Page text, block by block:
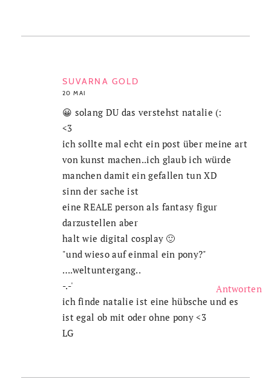
SUVARNA GOLD
20 MAI
😀 solang DU das verstehst natalie (:
<3
ich sollte mal echt ein post über meine art
von kunst machen..ich glaub ich würde
manchen damit ein gefallen tun XD
sinn der sache ist
eine REALE person als fantasy figur
darzustellen aber
halt wie digital cosplay 🙂
"und wieso auf einmal ein pony?"
….weltuntergang..
-.-'
ich finde natalie ist eine hübsche und es
ist egal ob mit oder ohne pony <3
LG
Antworten